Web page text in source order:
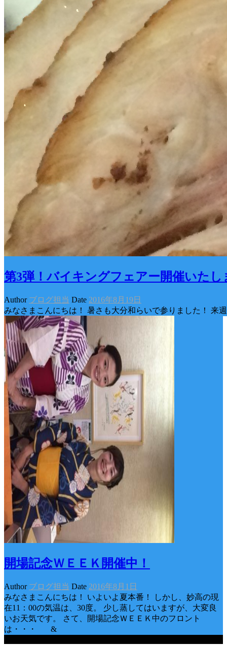
第3弾！バイキングフェアー開催いたし
Author ブログ担当 Date 2016年8月19日
みなさまこんにちは！ 暑さも大分和らいで参りました！ 来
開場記念ＷＥＥＫ開催中！
Author ブログ担当 Date 2016年8月1日
みなさまこんにちは！ いよいよ夏本番！ しかし、妙高の現
在11：00の気温は、30度。 少し蒸してはいますが、大変良
いお天気です。 さて、開場記念ＷＥＥＫ中のフロント
は・・・ &